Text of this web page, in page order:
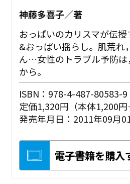
神藤多喜子／著
おっぱいのカリスマが伝
&おっぱい揺らし。肌荒れ
ん…女性のトラブル予防は
から。
ISBN：978-4-487-80583-9
定価1,320円（本体1,200円
発売年月日：2011年09月
電子書籍を購入